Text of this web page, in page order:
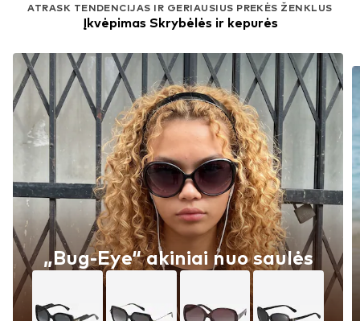
ATRASK TENDENCIJAS IR GERIAUSIUS PREKĖS ŽENKLUS
Įkvėpimas Skrybėlės ir kepurės
„Bug-Eye“ akiniai nuo saulės